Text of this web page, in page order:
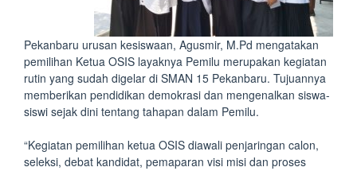
Pekanbaru urusan kesiswaan, Agusmir, M.Pd mengatakan
pemilihan Ketua OSIS layaknya Pemilu merupakan kegiatan
rutin yang sudah digelar di SMAN 15 Pekanbaru. Tujuannya
memberikan pendidikan demokrasi dan mengenalkan siswa-
siswi sejak dini tentang tahapan dalam Pemilu.
“Kegiatan pemilihan ketua OSIS diawali penjaringan calon,
seleksi, debat kandidat, pemaparan visi misi dan proses